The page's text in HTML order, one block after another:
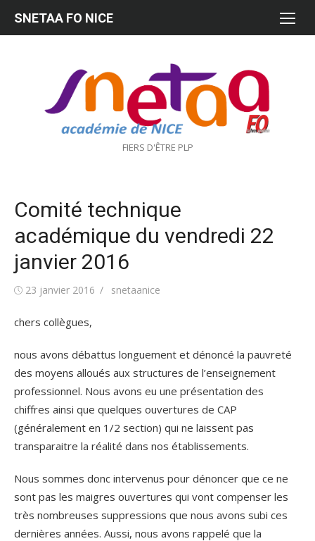
FIERS D'ÊTRE PLP
SNETAA FO NICE
Comité technique
académique du vendredi 22
janvier 2016
Publié23 janvier 2016 Auteur/autrice
snetaanice
chers collègues,
nous avons débattus longuement et dénoncé la pauvreté
des moyens alloués aux structures de l’enseignement
professionnel. Nous avons eu une présentation des
chiffres ainsi que quelques ouvertures de CAP
(généralement en 1/2 section) qui ne laissent pas
transparaitre la réalité dans nos établissements.
Nous sommes donc intervenus pour dénoncer que ce ne
sont pas les maigres ouvertures qui vont compenser les
très nombreuses suppressions que nous avons subi ces
dernières années. Aussi, nous avons rappelé que la